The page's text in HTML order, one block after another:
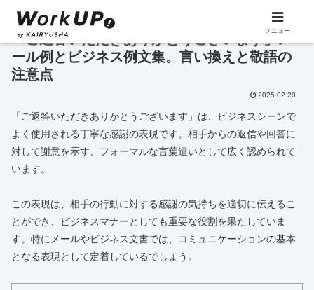
「ご返答いただきありがとうございます」メ
ール例とビジネス例文集。言い換えと敬語の
注意点
2025.02.20
「ご返答いただきありがとうございます」は、ビジネスシーンで
よく使用される丁寧な感謝の表現です。相手からの返信や回答に
対して謝意を示す、フォーマルな言葉遣いとして広く認められて
います。
この表現は、相手の行動に対する感謝の気持ちを適切に伝えるこ
とができ、ビジネスマナーとしても重要な役割を果たしていま
す。特にメールやビジネス文書では、コミュニケーションの基本
となる表現として定着しているでしょう。
メニュー